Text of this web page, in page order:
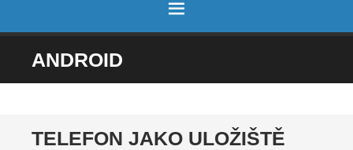
PŘEJÍT NA OBSAH
ANDROID
TELEFON JAKO ULOŽIŠTĚ